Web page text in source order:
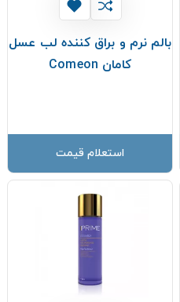
بالم نرم و براق کننده لب عسل
کامان Comeon
استعلام قیمت